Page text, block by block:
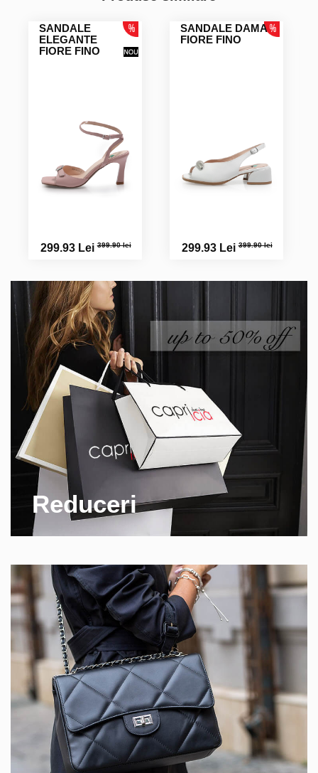
SANDALE
ELEGANTE
FIORE FINO
299.93 Lei399.90 lei
SANDALE DAMA
FIORE FINO
299.93 Lei399.90 lei
Reduceri